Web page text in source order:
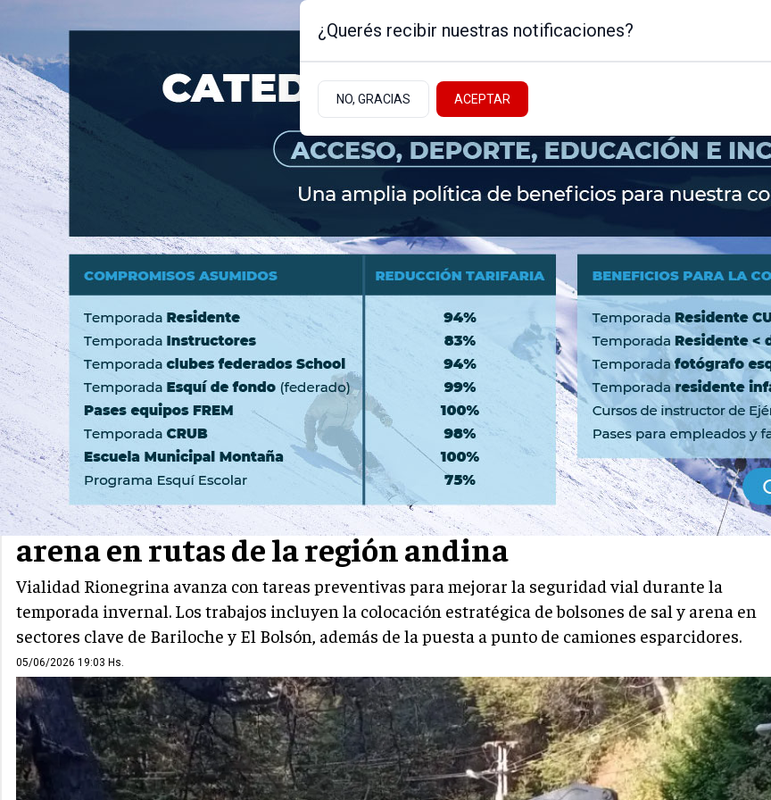
Jueves 6 de 2026
Noticias de la Patagonia
BARILOCHE ZONA ATLÁNTICA NEUQUÉN - ALTO VALLE NACIONALES
ZONA ANDINA
RUTAS
Refuerzan el Operativo Invierno: distribuyen sal y
arena en rutas de la región andina
Vialidad Rionegrina avanza con tareas preventivas para mejorar la seguridad vial durante la
temporada invernal. Los trabajos incluyen la colocación estratégica de bolsones de sal y arena en
sectores clave de Bariloche y El Bolsón, además de la puesta a punto de camiones esparcidores.
05/06/2026 19:03 Hs.
¿Querés recibir nuestras notificaciones?
NO, GRACIAS ACEPTAR